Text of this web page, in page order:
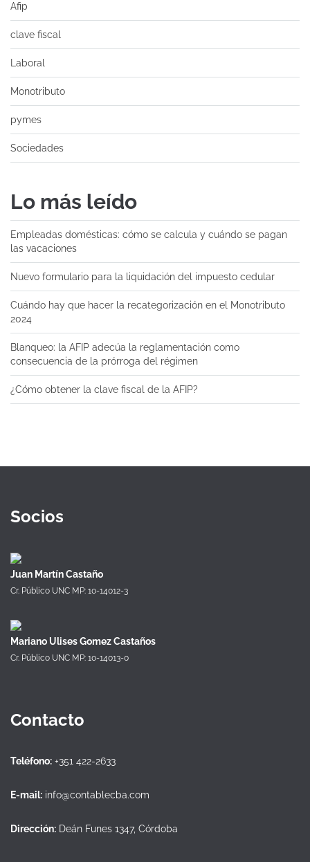
Afip
clave fiscal
Laboral
Monotributo
pymes
Sociedades
Lo más leído
Empleadas domésticas: cómo se calcula y cuándo se pagan
las vacaciones
Nuevo formulario para la liquidación del impuesto cedular
Cuándo hay que hacer la recategorización en el Monotributo
2024
Blanqueo: la AFIP adecúa la reglamentación como
consecuencia de la prórroga del régimen
¿Cómo obtener la clave fiscal de la AFIP?
Socios
Juan Martín Castaño
Cr. Público UNC MP: 10-14012-3
Mariano Ulises Gomez Castaños
Cr. Público UNC MP: 10-14013-0
Contacto
Teléfono: +351 422-2633
E-mail: info@contablecba.com
Dirección: Deán Funes 1347, Córdoba